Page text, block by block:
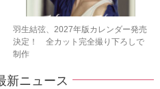
羽生結弦、2027年版カレンダー発売
決定！ 全カット完全撮り下ろしで
制作
ニュース